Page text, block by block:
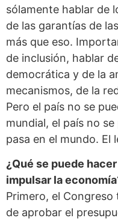
sólamente hablar de
de las garantías de
más que eso.
de inclusión, hablar
democrática y de la
mecanismos, de la
Pero el país no se
mundial, el país no
pasa en el mundo. El
¿Qué se puede
impulsar la
Primero, el
de aprobar el